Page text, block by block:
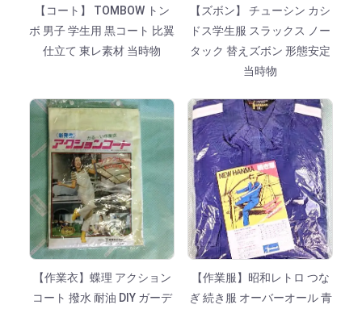
【コート】 TOMBOW トン
ボ 男子 学生用 黒コート 比翼
仕立て 東レ素材 当時物
【ズボン】 チューシン カシ
ドス学生服 スラックス ノー
タック 替えズボン 形態安定
当時物
【作業衣】蝶理 アクション
コート 撥水 耐油 DIY ガーデ
【作業服】昭和レトロ つな
ぎ 続き服 オーバーオール 青